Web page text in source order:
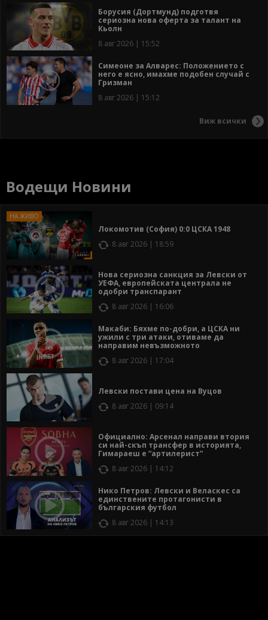
Борусия (Дортмунд) подготвя
сериозна нова оферта за талант на
Кьолн
8 авг 2026 | 15:52
Симеоне за Алварес: Положението с
него е ясно, имахме подобен случай с
Гризман
8 авг 2026 | 15:12
Виж всички
Водещи Новини
Локомотив (София) 0:0 ЦСКА 1948
8 авг 2026 | 18:59
Нова сериозна санкция за Левски от
УЕФА, европейската централа не
одобри транспарант
8 авг 2026 | 16:06
Макаби: Бяхме по-добри, а ЦСКА ни
ужили с три атаки, отиваме да
направим невъзможното
8 авг 2026 | 17:04
Левски постави цена на Вуцов
8 авг 2026 | 09:14
Официално: Арсенал направи втория
си най-скъп трансфер в историята,
Гимараеш е “артилерист”
8 авг 2026 | 14:12
Нико Петров: Левски и Веласкес са
единствените протагонисти в
българския футбол
8 авг 2026 | 14:13